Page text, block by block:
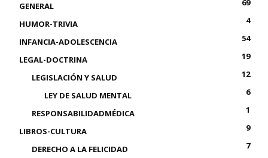
GENERAL
69
HUMOR-TRIVIA
4
INFANCIA-ADOLESCENCIA
54
LEGAL-DOCTRINA
19
LEGISLACIÓN Y SALUD
12
LEY DE SALUD MENTAL
6
RESPONSABILIDADMÉDICA
1
LIBROS-CULTURA
9
DERECHO A LA FELICIDAD
7